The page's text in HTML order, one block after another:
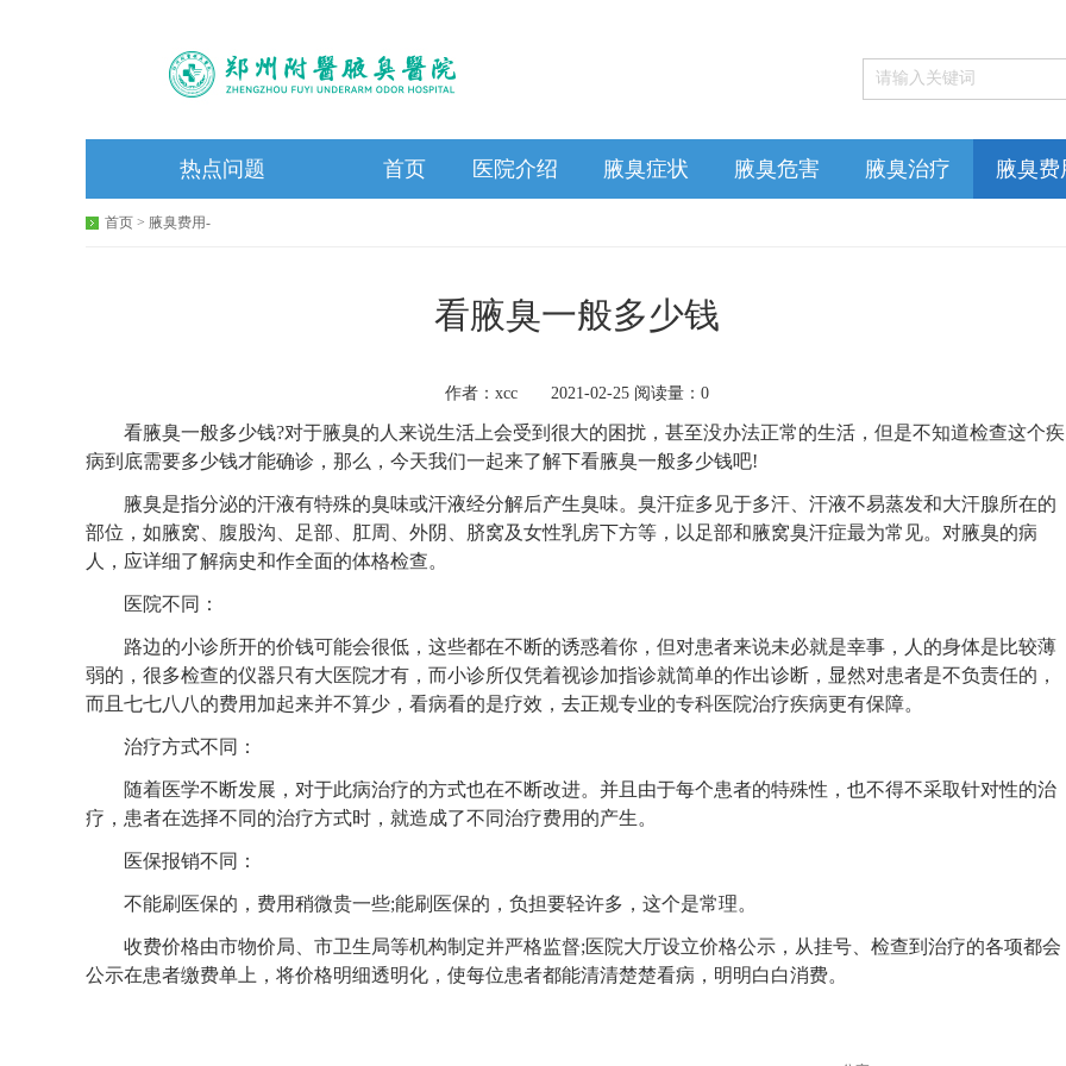
热点问题 首页 医院介绍 腋臭症状 腋臭危害 腋臭治疗 腋臭费
首页 > 腋臭费用-
看腋臭一般多少钱
作者：xcc 2021-02-25 阅读量：0
看腋臭一般多少钱?对于腋臭的人来说生活上会受到很大的困扰，甚至没办法正常的生活，但是不知道检查这个疾
病到底需要多少钱才能确诊，那么，今天我们一起来了解下看腋臭一般多少钱吧!
腋臭是指分泌的汗液有特殊的臭味或汗液经分解后产生臭味。臭汗症多见于多汗、汗液不易蒸发和大汗腺所在的
部位，如腋窝、腹股沟、足部、肛周、外阴、脐窝及女性乳房下方等，以足部和腋窝臭汗症最为常见。对腋臭的病
人，应详细了解病史和作全面的体格检查。
医院不同：
路边的小诊所开的价钱可能会很低，这些都在不断的诱惑着你，但对患者来说未必就是幸事，人的身体是比较薄
弱的，很多检查的仪器只有大医院才有，而小诊所仅凭着视诊加指诊就简单的作出诊断，显然对患者是不负责任的，
而且七七八八的费用加起来并不算少，看病看的是疗效，去正规专业的专科医院治疗疾病更有保障。
治疗方式不同：
随着医学不断发展，对于此病治疗的方式也在不断改进。并且由于每个患者的特殊性，也不得不采取针对性的治
疗，患者在选择不同的治疗方式时，就造成了不同治疗费用的产生。
医保报销不同：
不能刷医保的，费用稍微贵一些;能刷医保的，负担要轻许多，这个是常理。
收费价格由市物价局、市卫生局等机构制定并严格监督;医院大厅设立价格公示，从挂号、检查到治疗的各项都会
公示在患者缴费单上，将价格明细透明化，使每位患者都能清清楚楚看病，明明白白消费。